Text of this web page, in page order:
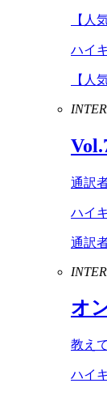
【人
ハイ
【人
Vol.
通訳
ハイ
通訳
オ
教え
ハイ